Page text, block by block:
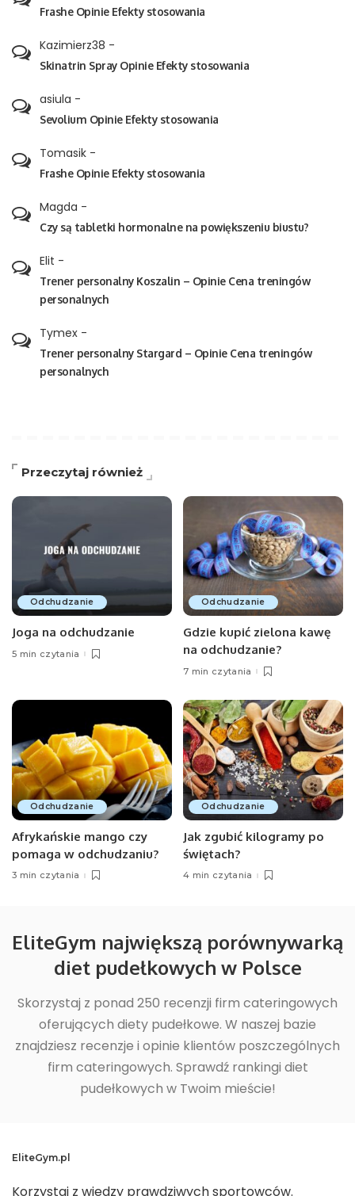
Frashe Opinie Efekty stosowania
Kazimierz38 -
Skinatrin Spray Opinie Efekty stosowania
asiula -
Sevolium Opinie Efekty stosowania
Tomasik -
Frashe Opinie Efekty stosowania
Magda -
Czy są tabletki hormonalne na powiększeniu biustu?
Elit -
Trener personalny Koszalin – Opinie Cena treningów
personalnych
Tymex -
Trener personalny Stargard – Opinie Cena treningów
personalnych
Przeczytaj również
Odchudzanie
Joga na odchudzanie
5 min czytania
Odchudzanie
Gdzie kupić zielona kawę
na odchudzanie?
7 min czytania
Odchudzanie
Afrykańskie mango czy
pomaga w odchudzaniu?
3 min czytania
Odchudzanie
Jak zgubić kilogramy po
świętach?
4 min czytania
EliteGym największą porównywarką
diet pudełkowych w Polsce
Skorzystaj z ponad 250 recenzji firm cateringowych
oferujących diety pudełkowe. W naszej bazie
znajdziesz recenzje i opinie klientów poszczególnych
firm cateringowych. Sprawdź rankingi diet
pudełkowych w Twoim mieście!
EliteGym.pl
Korzystaj z wiedzy prawdziwych sportowców.